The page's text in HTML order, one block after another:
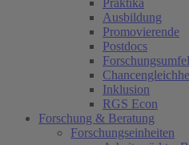
Praktika
Ausbildung
Promovierende
Postdocs
Inklusion
RGS Econ
Forschung & Beratung
Forschungseinheiten